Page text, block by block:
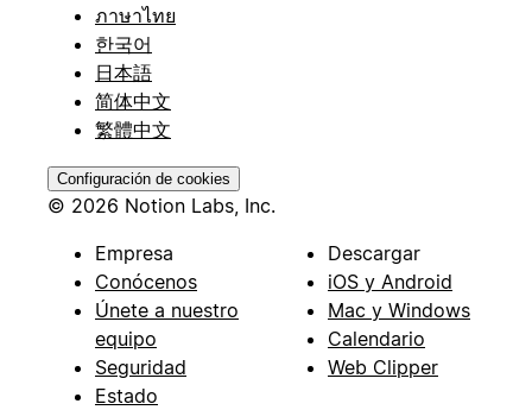
ภาษาไทย
한국어
日本語
简体中文
繁體中文
Configuración de cookies
© 2026 Notion Labs, Inc.
Empresa
Conócenos
Únete a nuestro
equipo
Seguridad
Estado
Descargar
iOS y Android
Mac y Windows
Calendario
Web Clipper